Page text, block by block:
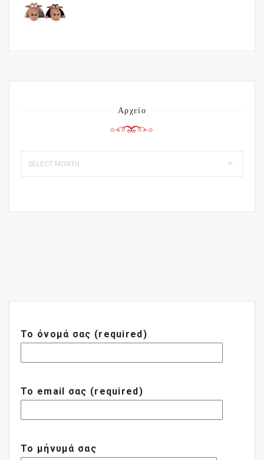
Αρχείο
Το όνομά σας (required)
Το email σας (required)
Το μήνυμά σας